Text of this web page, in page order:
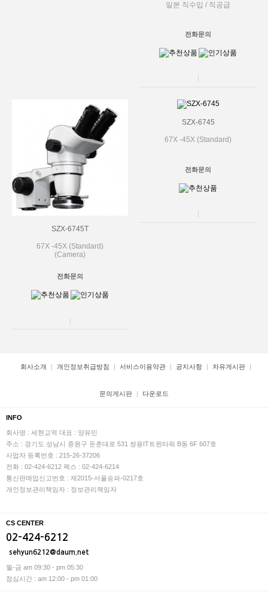
일본 직수입 / 직공급
전화문의
SZX-6745T
67X -45X (Standard)
(Camera)
전화문의
SZX-6745
67X -45X (Standard)
전화문의
회사소개 개인정보취급방침 서비스이용약관 공지사항 자유게시판
문의게시판 다운로드
INFO
회사명 : 세현교역 대표 : 양유민
주소 : 경기도 성남시 중원구 둔춘대로 531 쌍용IT트윈타워 B동 6F 607호
사업자 등록번호 : 215-26-37206
전화 : 02-424-6212 팩스 : 02-424-6214
통신판매업신고번호 : 제2015-서울송파-0217호
개인정보관리책임자 : 정보관리책임자
CS CENTER
02-424-6212
sehyun6212@daum.net
월-금 am 09:30 - pm 05:30
점심시간 : am 12:00 - pm 01:00